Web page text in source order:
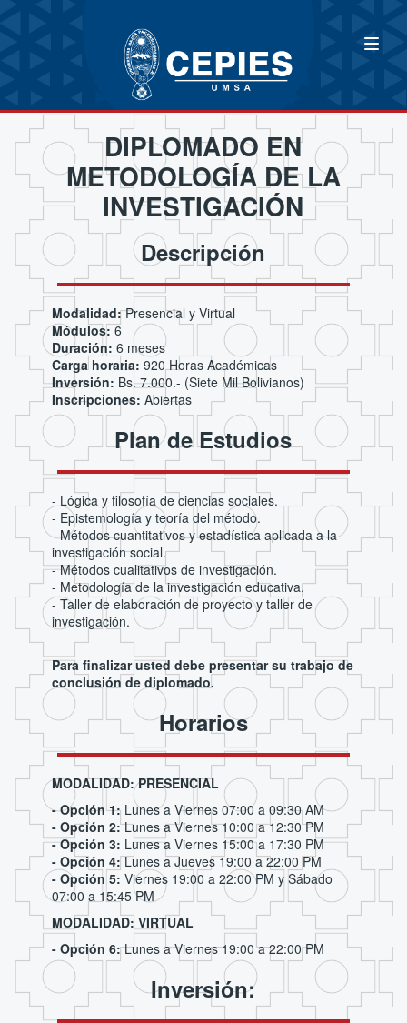
DIPLOMADO EN
METODOLOGÍA DE LA
INVESTIGACIÓN
Descripción
Modalidad:Presencial y Virtual
Módulos:6
Duración: 6 meses
Carga horaria: 920 Horas Académicas
Inversión: Bs. 7.000.- (Siete Mil Bolivianos)
Inscripciones: Abiertas
Plan de Estudios
- Lógica y filosofía de ciencias sociales.
- Epistemología y teoría del método.
- Métodos cuantitativos y estadística aplicada a la
investigación social.
- Métodos cualitativos de investigación.
- Metodología de la investigación educativa.
- Taller de elaboración de proyecto y taller de
investigación.
Para finalizar usted debe presentar su trabajo de
conclusión de diplomado.
Horarios
MODALIDAD: PRESENCIAL
- Opción 1: Lunes a Viernes 07:00 a 09:30 AM
- Opción 2:Lunes a Viernes 10:00 a 12:30 PM
- Opción 3: Lunes a Viernes 15:00 a 17:30 PM
- Opción 4:Lunes a Jueves 19:00 a 22:00 PM
- Opción 5: Viernes 19:00 a 22:00 PM y Sábado
07:00 a 15:45 PM
MODALIDAD: VIRTUAL
- Opción 6:Lunes a Viernes 19:00 a 22:00 PM
Inversión: